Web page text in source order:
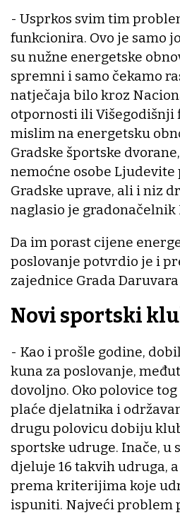
- Usprkos svim tim
funkcionira. Ovo je samo
su nužne energetske
spremni i samo čekamo
natječaja bilo kroz
otpornosti ili Višegodišnji
mislim na energetsku
Gradske športske
nemoćne osobe Ljudevite
Gradske uprave, ali i niz
naglasio je gradonačelnik
Da im porast cijene
poslovanje potvrdio je i
zajednice Grada
Novi sportski
- Kao i prošle godine,
kuna za poslovanje,
dovoljno. Oko polovice
plaće djelatnika i
drugu polovicu dobiju
sportske udruge. Inače, u
djeluje 16 takvih udruga,
prema kriterijima koje
ispuniti. Najveći problem